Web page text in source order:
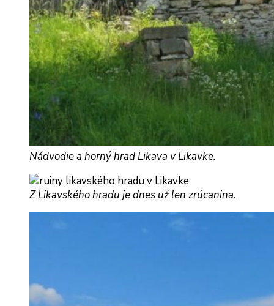
Nádvodie a horný hrad Likava v Likavke.
Z Likavského hradu je dnes už len zrúcanina.